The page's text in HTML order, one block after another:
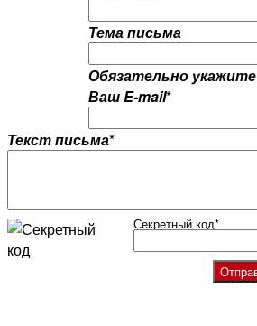
Тема письма
Обязательно укажите
Ваш E-mail*
Текст письма*
Секретный код*